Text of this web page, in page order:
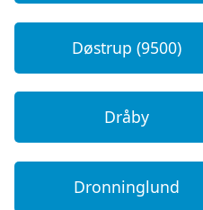
Døstrup (9500)
Dråby
Dronninglund